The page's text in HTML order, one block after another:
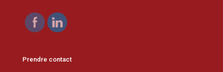
Prendre contact